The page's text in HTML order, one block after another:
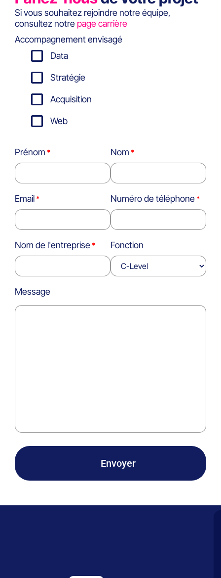
Si vous souhaitez rejoindre notre équipe,
consultez notre page carrière
Accompagnement envisagé
Data
Stratégie
Acquisition
Web
Prénom Nom
Email Numéro de téléphone
Nom de l'entreprise Fonction
Message
Envoyer